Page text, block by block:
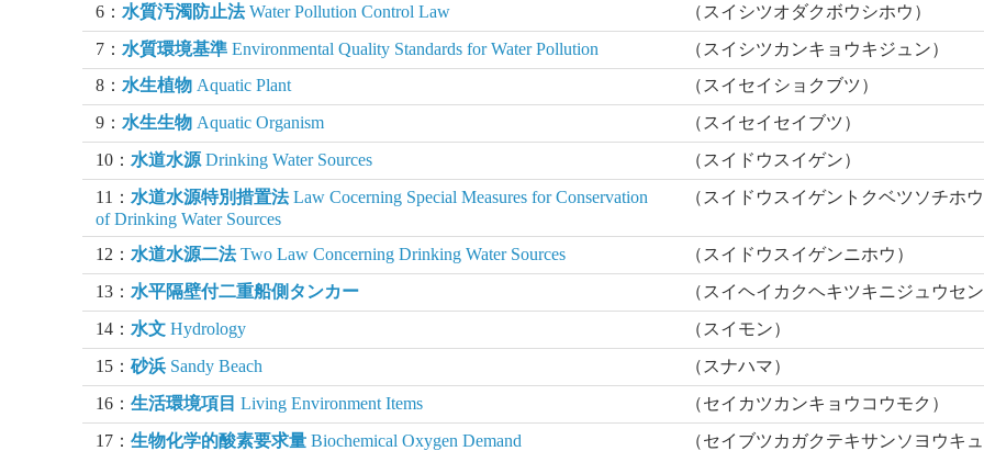
6： 水質汚濁防止法Water Pollution Control Law
（スイシツオダクボウシホウ）
7： 水質環境基準 Environmental Quality Standards for Water Pollution
（スイシツカンキョウキジュン）
8：水生植物 Aquatic Plant
（スイセイショクブツ）
9： 水生生物 Aquatic Organism
（スイセイセイブツ）
10： 水道水源 Drinking Water Sources
（スイドウスイゲン）
11： 水道水源特別措置法Law Cocerning Special Measures for Conservation
of Drinking Water Sources
（スイドウスイゲントクベツソチホウ
12： 水道水源二法Two Law Concerning Drinking Water Sources
（スイドウスイゲンニホウ）
13： 水平隔壁付二重船側タンカー
（スイヘイカクヘキツキニジュウセ
14： 水文 Hydrology
（スイモン）
15：砂浜 Sandy Beach
（スナハマ）
16：生活環境項目 Living Environment Items
（セイカツカンキョウコウモク）
17：生物化学的酸素要求量 Biochemical Oxygen Demand
（セイブツカガクテキサンソヨウキュ